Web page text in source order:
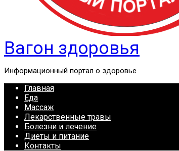
Вагон здоровья
Информационный портал о здоровье
Главная
Еда
Массаж
Лекарственные травы
Болезни и лечение
Диеты и питание
Контакты